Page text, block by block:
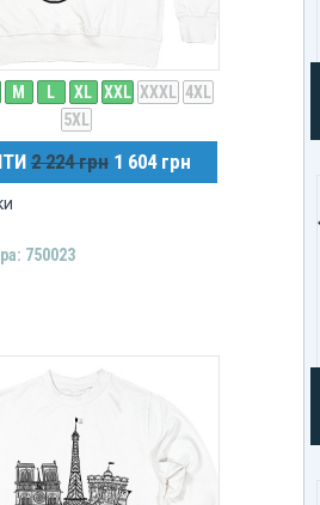
M L XL XXL XXXL 4XL
5XL
2 224 грн 1 604 грн
750023